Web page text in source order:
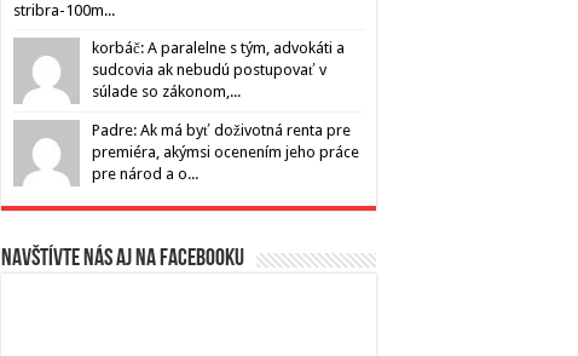
stribra-100m...
korbáč: A paralelne s tým, advokáti a
sudcovia ak nebudú postupovať v
súlade so zákonom,...
Padre: Ak má byť doživotná renta pre
premiéra, akýmsi ocenením jeho práce
pre národ a o...
Navštívte nás aj na Facebooku